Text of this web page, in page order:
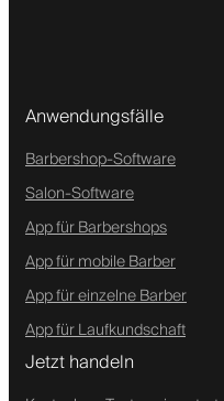
Anwendungsfälle
Barbershop-Software
Salon-Software
App für Barbershops
App für mobile Barber
App für einzelne Barber
App für Laufkundschaft
Jetzt handeln